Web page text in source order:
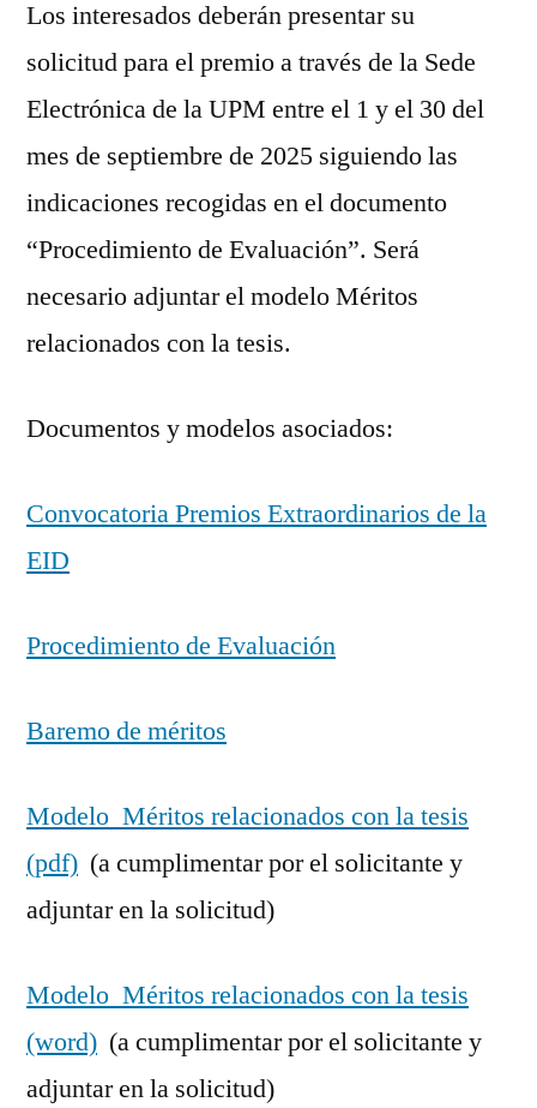
Los interesados deberán presentar su
solicitud para el premio a través de la Sede
Electrónica de la UPM entre el 1 y el 30 del
mes de septiembre de 2025 siguiendo las
indicaciones recogidas en el documento
“Procedimiento de Evaluación”. Será
necesario adjuntar el modelo Méritos
relacionados con la tesis.
Documentos y modelos asociados:
Convocatoria Premios Extraordinarios de la
EID
Procedimiento de Evaluación
Baremo de méritos
Modelo_Méritos relacionados con la tesis
(pdf) (a cumplimentar por el solicitante y
adjuntar en la solicitud)
Modelo_Méritos relacionados con la tesis
(word) (a cumplimentar por el solicitante y
adjuntar en la solicitud)